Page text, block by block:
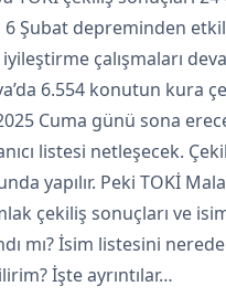
Şubat depreminden
çalışmaları
6.554 konutun kura
Cuma günü sona
listesi netleşecek.
yapılır. Peki TOKİ
çekiliş sonuçları ve
mı? İsim listesini nerede
İşte ayrıntılar…